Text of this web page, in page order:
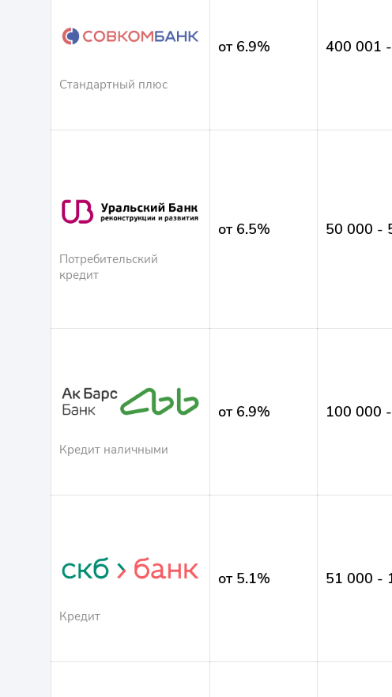
Стандартный плюс
от 6.9% 400 001
Потребительский
кредит
от 6.5% 50 000 -
Кредит наличными
от 6.9% 100 000
Кредит
от 5.1% 51 000 -